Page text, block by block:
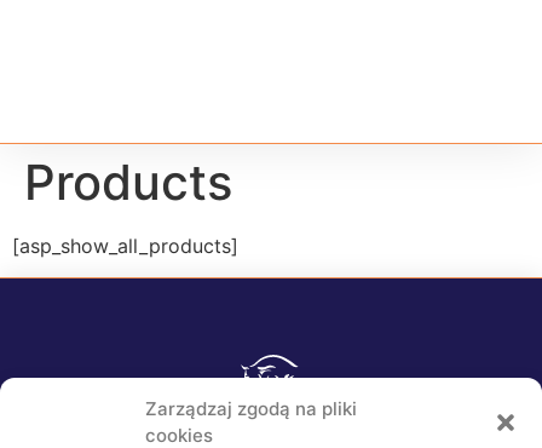
Zarządzaj zgodą na pliki
cookies
Products
[asp_show_all_products]
Polski Związek Hodowców Koni Arabskich